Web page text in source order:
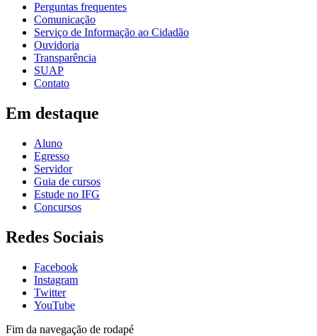
Perguntas frequentes
Comunicação
Serviço de Informação ao Cidadão
Ouvidoria
Transparência
SUAP
Contato
Em destaque
Aluno
Egresso
Servidor
Guia de cursos
Estude no IFG
Concursos
Redes Sociais
Facebook
Instagram
Twitter
YouTube
Fim da navegação de rodapé